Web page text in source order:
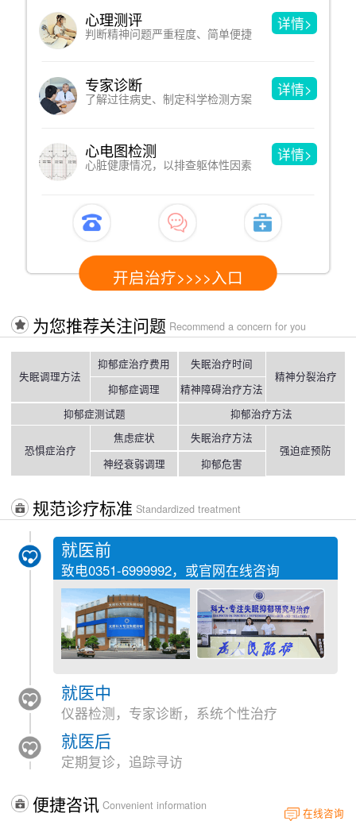
沙盘游戏
洞见人的内心，于游戏中改善心理
详情>
催眠疗法
借助暗示性语言，消除心理和躯体疾病
详情>
认知行为疗法
改变不合理认知，进而改变心理问题
详情>
开启治疗>>>>入口
为您推荐关注问题 Recommend a concern for you
失眠调理方法
抑郁症治疗费用
抑郁症调理
失眠治疗时间
精神障碍治疗方法
精神分裂治疗
抑郁症测试题 抑郁治疗方法
恐惧症治疗
焦虑症状
神经衰弱调理
失眠治疗方法
抑郁危害
强迫症预防
规范诊疗标准 Standardized treatment
就医前
致电0351-6999992，或官网在线咨询
就医中
仪器检测，专家诊断，系统个性治疗
就医后
定期复诊，追踪寻访
便捷咨讯 Convenient information
在线咨询